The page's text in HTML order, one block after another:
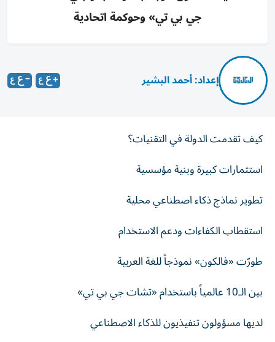
جي بي تي» وحوكمة اتحادية
إعداد: أحمد البشير
كيف تقدمت الدولة في التقنيات؟
استثمارات كبيرة وبنية مؤسسية
تطوير نماذج ذكاء اصطناعي محلية
استقطاب الكفاءات ودعم الاستخدام
طورّت «فالكون» نموذجاً للغة العربية
بين الـ10 عالمياً باستخدام «تشات جي بي تي»
لديها مسؤولون تنفيذيون للذكاء الاصطناعي